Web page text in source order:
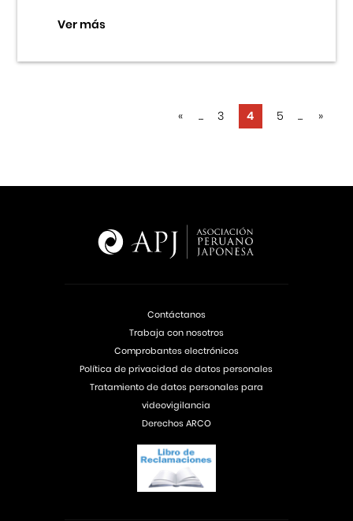
Ver más
« ... 3 4 5 ... »
Contáctanos
Trabaja con nosotros
Comprobantes electrónicos
Política de privacidad de datos personales
Tratamiento de datos personales para
videovigilancia
Derechos ARCO